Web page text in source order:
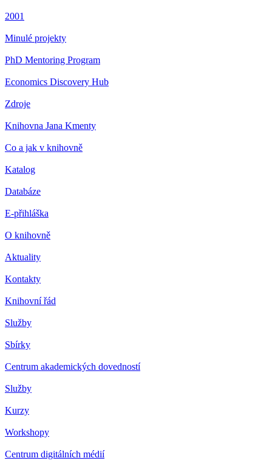
2001
Minulé projekty
PhD Mentoring Program
Economics Discovery Hub
Zdroje
Knihovna Jana Kmenty
Co a jak v knihovně
Katalog
Databáze
E-přihláška
O knihovně
Aktuality
Kontakty
Knihovní řád
Služby
Sbírky
Centrum akademických dovedností
Služby
Kurzy
Workshopy
Centrum digitálních médií